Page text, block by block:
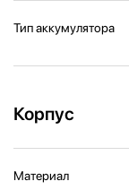
Тип аккумулятора
Корпус
Материал